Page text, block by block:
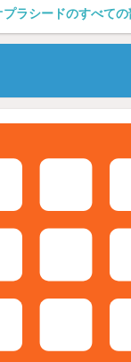
プラシードのすべて